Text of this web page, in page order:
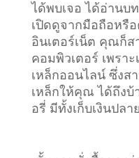
ได้พบเจอ ได้อ่าน
เปิดดูจากมือถือหรื
อินเตอร์เน็ต คุณก็ส
คอมพิวเตอร์ เพราะ
เหล็กออนไลน์ ซึ่งส
เหล็กให้คุณ ได้ถึงบ้
อรี่ มีทั้งเก็บเงินปล